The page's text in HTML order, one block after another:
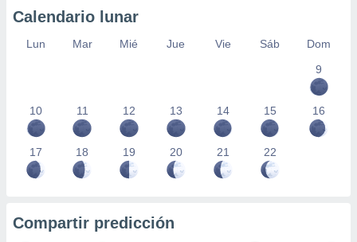
Calendario lunar
Lun Mar Mié Jue Vie Sáb
Dom
9
10 11 12 13 14 15 16
17 18 19 20 21 22
Compartir predicción